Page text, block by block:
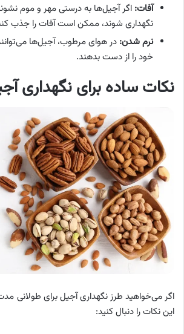
آفات: اگر آجیل‌ها به درستی مهر و موم
نگهداری شوند، ممکن است آفات را جذب
نرم شدن: در هوای مرطوب، آجیل‌ها
خود را از دست بدهند.
نکات ساده برای نگهداری
اگر می‌خواهید طرز نگهداری آجیل برای طولانی مدت
این نکات را دنبال کنید: